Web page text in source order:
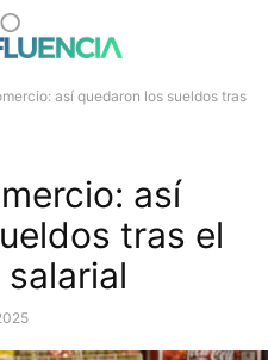
así quedaron los sueldos tras
así
tras el